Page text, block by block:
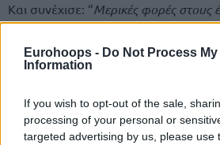
Eurohoops - Do Not Process My
Information
If you wish to opt-out of the sale,
processing of your personal or
targeted advertising by us, please use
Και συνέχισε: “Μερικές φορές στους
εύκολη απόφαση, γιατί μοιάζει σαν
να επεκταθείς, αλλά, και πάλι, όπως
μετοχές στο πρωτάθλημα. Έχετε 30
ομάδων και επίσης ενδεχομένως το
γίνει”.